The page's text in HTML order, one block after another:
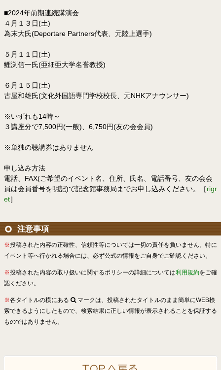
■2024年前期連続講演会
４月１３日(土)
為末大氏(Deportare Partners代表、元陸上選手)
５月１１日(土)
鯉渕信一氏(亜細亜大学名誉教授)
６月１５日(土)
古屋和雄氏(文化外国語専門学校校長、元NHKアナウンサー)
※いずれも14時～
３講座分で7,500円(一般)、6,750円(友の会会員)
※単独の聴講券はありません
申し込み方法
電話、FAX(ご希望のイベント名、住所、氏名、電話番号、友の会会
員は会員番号を明記)で記念館事務局までお申し込みください。［rigr
et］
注意事項
※投稿された内容の正確性、信頼性等については一切の責任を負いません。特に
イベント等へ行かれる場合には、必ず公式の情報をご自身でご確認ください。
※投稿された内容の取り扱いに関するポリシーの詳細については利用規約をご確
認ください。
※各タイトルの横にある
マークは、投稿されたタイトルのまま簡単にWEB検
索できるようにしたもので、検索結果に正しい情報が表示されることを保証する
ものではありません。